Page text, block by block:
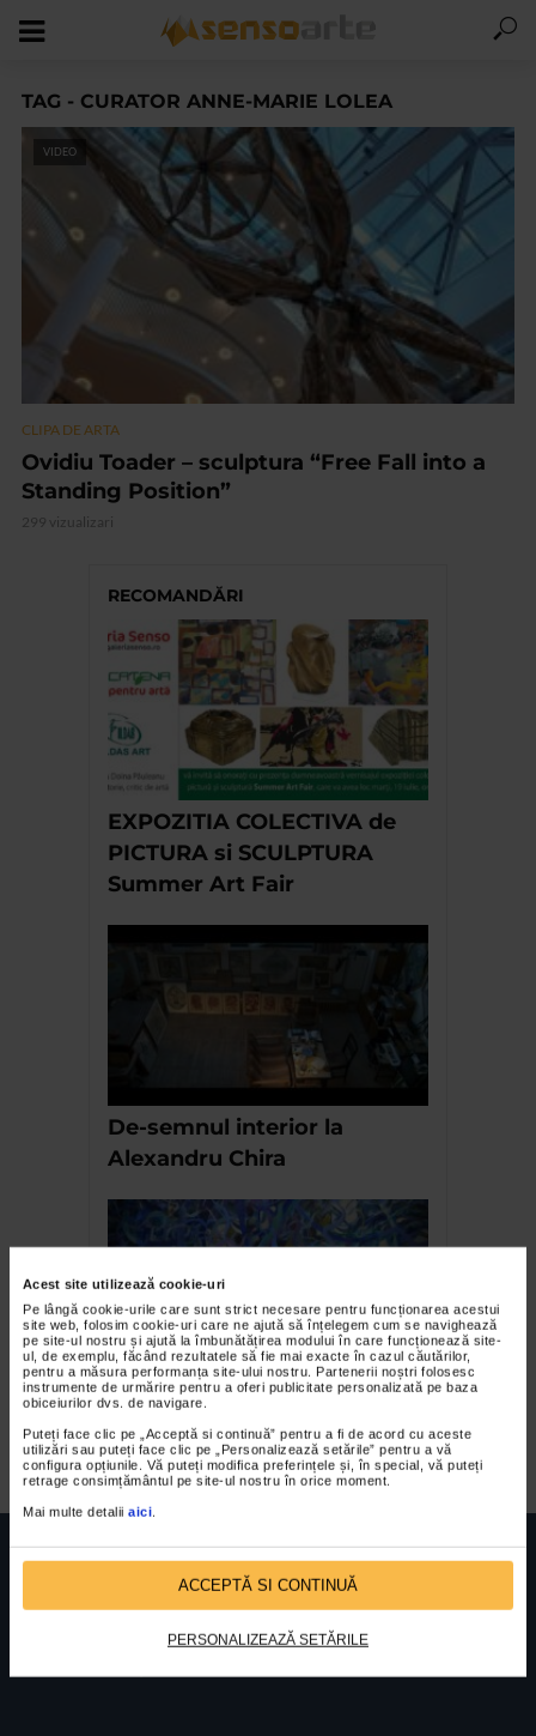
Acest site utilizează cookie-uri
Pe lângă cookie-urile care sunt strict necesare pentru funcționarea acestui
site web, folosim cookie-uri care ne ajută să înțelegem cum se navighează
pe site-ul nostru și ajută la îmbunătățirea modului în care funcționează site-
ul, de exemplu, făcând rezultatele să fie mai exacte în cazul căutărilor,
pentru a măsura performanța site-ului nostru. Partenerii noștri folosesc
instrumente de urmărire pentru a oferi publicitate personalizată pe baza
obiceiurilor dvs. de navigare.
Puteți face clic pe „Acceptă si continuă” pentru a fi de acord cu aceste
utilizări sau puteți face clic pe „Personalizează setările” pentru a vă
configura opțiunile. Vă puteți modifica preferințele și, în special, vă puteți
retrage consimțământul pe site-ul nostru în orice moment.
Mai multe detalii aici
ACCEPTĂ SI CONTINUĂ
PERSONALIZEAZĂ SETĂRILE
TAG - CURATOR ANNE-MARIE LOLEA
VIDEO
CLIPA DE ARTA
Ovidiu Toader – sculptura “Free Fall into a
Standing Position”
299 vizualizari
RECOMANDĂRI
EXPOZITIA COLECTIVA de
PICTURA si SCULPTURA
Summer Art Fair
De-semnul interior la
Alexandru Chira
Romul Nutiu – Jocul cu
hazardul
FUNDATIA FILDAS ARTNr inreg registrul special: 4 PJ/ 29.01.2013